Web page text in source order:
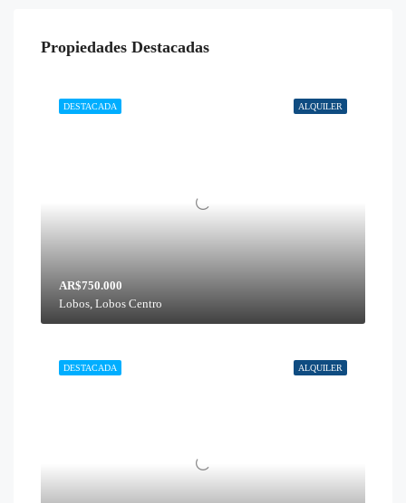
Propiedades Destacadas
ALQUILER
DESTACADA
AR$750.000
Lobos, Lobos Centro
ALQUILER
DESTACADA